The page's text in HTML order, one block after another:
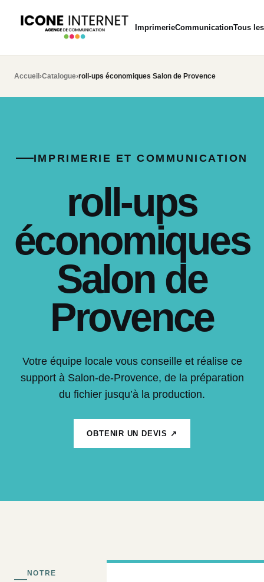
ImprimerieCommunicationTous
Accueil ›Catalogue›roll-ups économiques Salon de Provence
IMPRIMERIE ET COMMUNICATION
roll-ups
économiques
Salon de
Provence
Votre équipe locale vous conseille et réalise ce
support à Salon-de-Provence, de la préparation
du fichier jusqu’à la production.
OBTENIR UN DEVIS ↗
NOTRE